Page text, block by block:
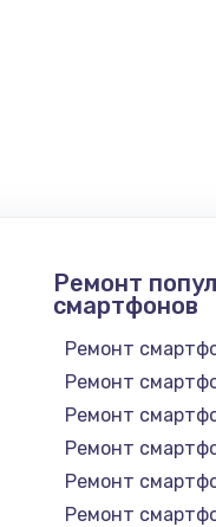
Ремонт
смартфонов
Ремонт
Ремонт
Ремонт
Ремонт
Ремонт
Ремонт